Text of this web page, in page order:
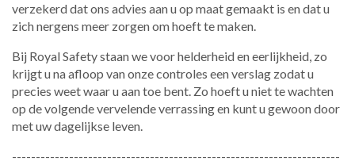
verzekerd dat ons advies aan u op maat gemaakt is en dat u
zich nergens meer zorgen om hoeft te maken.
Bij Royal Safety staan we voor helderheid en eerlijkheid, zo
krijgt u na afloop van onze controles een verslag zodat u
precies weet waar u aan toe bent. Zo hoeft u niet te wachten
op de volgende vervelende verrassing en kunt u gewoon door
met uw dagelijkse leven.
---------------------------------------------------------------------